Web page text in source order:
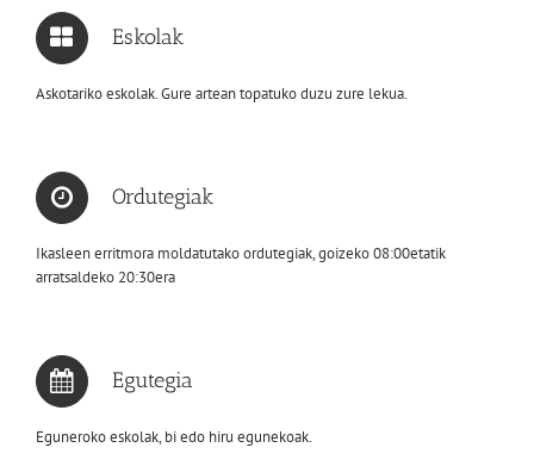
Eskolak
Askotariko eskolak. Gure artean topatuko duzu zure lekua.
Ordutegiak
Ikasleen erritmora moldatutako ordutegiak, goizeko 08:00etatik
arratsaldeko 20:30era
Egutegia
Eguneroko eskolak, bi edo hiru egunekoak.